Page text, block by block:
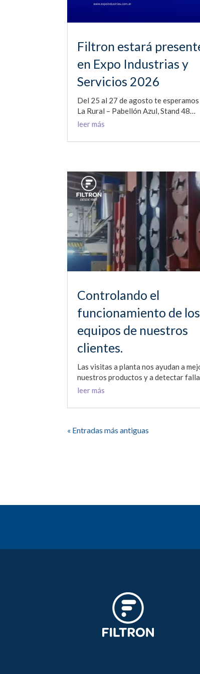
Filtron estará
en Expo Industrias y
Servicios 2026
Del 25 al 27 de agosto te esperamos
La Rural – Pabellón Azul, Stand 48…
leer más
Controlando el
funcionamiento de los
equipos de nuestros
clientes.
Las visitas a planta nos ayudan a
nuestros productos y a detectar
leer más
« Entradas más antiguas